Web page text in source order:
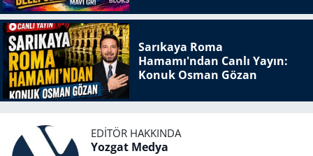
Sarıkaya Roma
Hamamı'ndan Canlı Yayın:
Konuk Osman Gözan
EDITÖR HAKKINDA
Yozgat Medya